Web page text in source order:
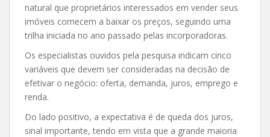
natural que proprietários interessados em vender seus
imóveis comecem a baixar os preços, seguindo uma
trilha iniciada no ano passado pelas incorporadoras.
Os especialistas ouvidos pela pesquisa indicam cinco
variáveis que devem ser consideradas na decisão de
efetivar o negócio: oferta, demanda, juros, emprego e
renda.
Do lado positivo, a expectativa é de queda dos juros,
sinal importante, tendo em vista que a grande maioria